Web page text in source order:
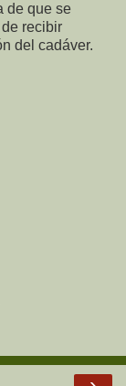
de que se
recibir
del cadáver.